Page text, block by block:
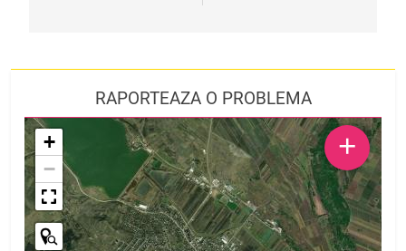
RAPORTEAZA O PROBLEMA
+
−
+